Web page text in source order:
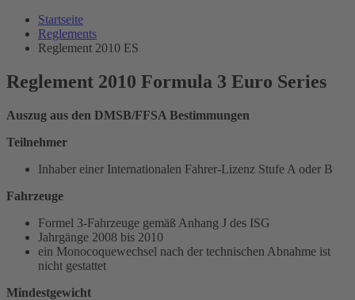
Startseite
Reglements
Reglement 2010 ES
Reglement 2010 Formula 3 Euro Series
Auszug aus den DMSB/FFSA Bestimmungen
Teilnehmer
Inhaber einer Internationalen Fahrer-Lizenz Stufe A oder B
Fahrzeuge
Formel 3-Fahrzeuge gemäß Anhang J des ISG
Jahrgänge 2008 bis 2010
ein Monocoquewechsel nach der technischen Abnahme ist
nicht gestattet
Mindestgewicht